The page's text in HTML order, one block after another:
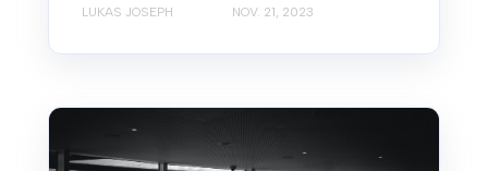
LUKAS JOSEPH NOV. 21, 2023